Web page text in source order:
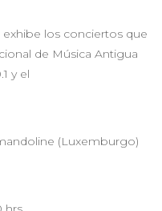
exhibe los conciertos que
de Música Antigua
y el
(Luxemburgo)